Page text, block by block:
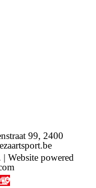
99, 2400
Website powered